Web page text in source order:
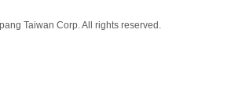
Taiwan Corp. All rights reserved.